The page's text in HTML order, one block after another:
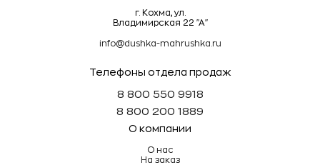
г. Кохма, ул.
Владимирская 22 "А"
info@dushka-mahrushka.ru
Телефоны отдела продаж
8 800 550 9918
8 800 200 1889
О компании
О нас
На заказ